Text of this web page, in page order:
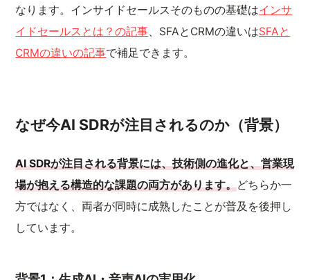
なります。インサイドセールスそのものの基礎はインサ
イドセールスとは？の記事、SFAとCRMの違いはSFAと
CRMの違いの記事で補足できます。
なぜ今AI SDRが注目されるのか（背景）
AI SDRが注目される背景には、技術側の進化と、営業現
場が抱える構造的な課題の両方があります。どちらか一
方ではなく、両者が同時に成熟したことが普及を後押し
しています。